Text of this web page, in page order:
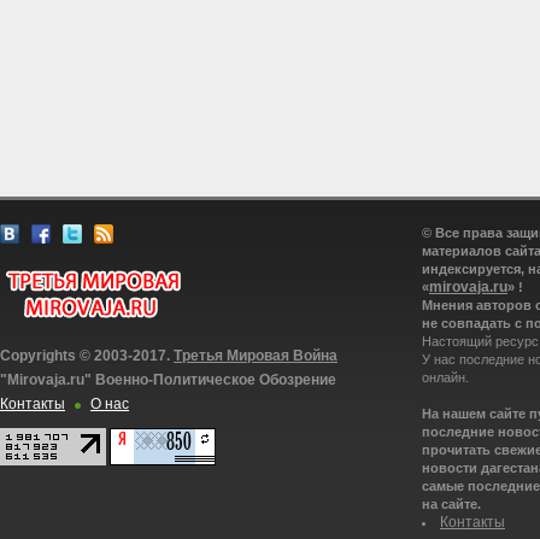
Copyrights © 2003-2017. Третья Мировая Война
"Mirovaja.ru" Военно-Политическое Обозрение
Контакты
О нас
© Все права
материалов
индексируется,
«mirovaja.ru» !
Мнения авторов
не совпадать с
Настоящий
У нас последние
онлайн.
На нашем сайте
последние
прочитать
новости
самые
на сайте.
Контакты